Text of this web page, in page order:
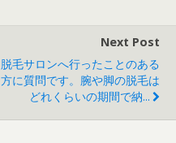
Next Post
脱毛サロンへ行ったことのある
方に質問です。腕や脚の脱毛は
どれくらいの期間で納...